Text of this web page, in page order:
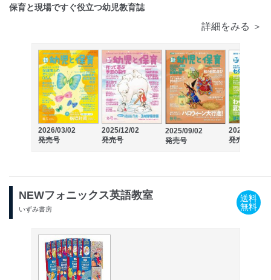
保育と現場ですぐ役立つ幼児教育誌
詳細をみる ＞
2026/03/02
発売号
2025/12/02
発売号
2025/09/02
発売号
2025/06/02
発売号
NEWフォニックス英語教室
いずみ書房
送料
無料